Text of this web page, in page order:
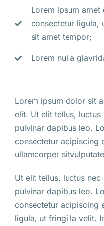
Lorem ipsum
consectetur ligula,
sit amet tempor;
Lorem nulla
Lorem ipsum dolor sit
elit. Ut elit tellus, luctus
pulvinar dapibus leo.
consectetur adipiscing
ullamcorper
Ut elit tellus, luctus nec
pulvinar dapibus leo.
consectetur adipiscing
ligula, ut fringilla velit.